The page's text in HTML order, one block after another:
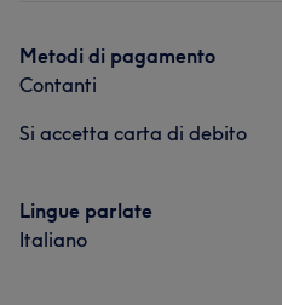
Metodi di pagamento
Contanti
Si accetta carta di debito
Lingue parlate
Italiano